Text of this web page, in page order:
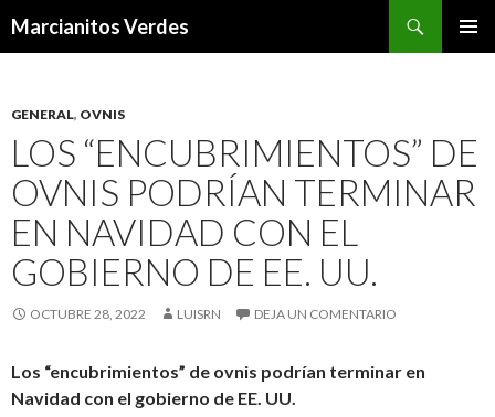
Marcianitos Verdes
GENERAL, OVNIS
LOS “ENCUBRIMIENTOS” DE
OVNIS PODRÍAN TERMINAR
EN NAVIDAD CON EL
GOBIERNO DE EE. UU.
OCTUBRE 28, 2022 LUISRN DEJA UN COMENTARIO
Los “encubrimientos” de ovnis podrían terminar en
Navidad con el gobierno de EE. UU.